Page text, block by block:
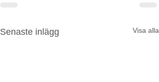
Senaste inlägg Visa alla